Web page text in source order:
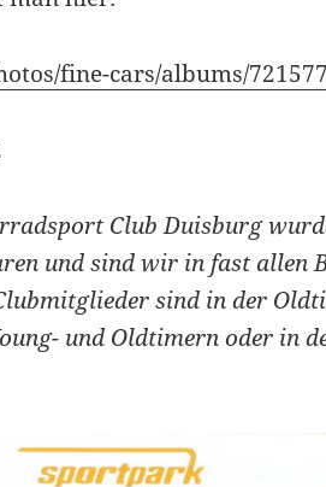
fine-cars/albums/
Club Duisburg
und sind wir in fast allen
sind in der
und Oldtimern oder in